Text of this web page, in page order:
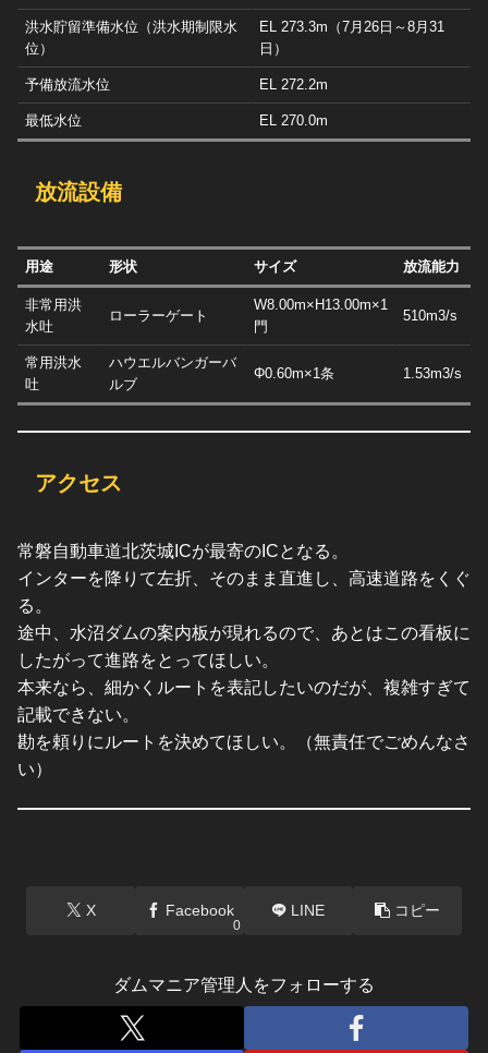
洪水貯留準備水位（洪水期制限水
位）
EL 273.3m（7月26日～8月31
日）
予備放流水位 EL 272.2m
最低水位 EL 270.0m
放流設備
用途 形状 サイズ 放流能力
非常用洪
水吐
ローラーゲート
W8.00m×H13.00m×1
門
510m3/s
常用洪水
吐
ハウエルバンガーバ
ルブ
Φ0.60m×1条 1.53m3/s
アクセス
常磐自動車道北茨城ICが最寄のICとなる。
インターを降りて左折、そのまま直進し、高速道路をくぐ
る。
途中、水沼ダムの案内板が現れるので、あとはこの看板に
したがって進路をとってほしい。
本来なら、細かくルートを表記したいのだが、複雑すぎて
記載できない。
勘を頼りにルートを決めてほしい。（無責任でごめんなさ
い）
X Facebook
0
LINE コピー
ダムマニア管理人をフォローする